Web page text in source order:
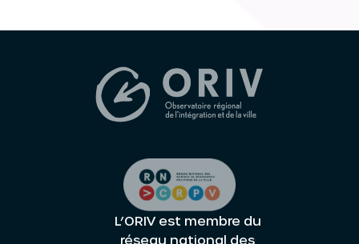
L’ORIV est membre du
réseau national des